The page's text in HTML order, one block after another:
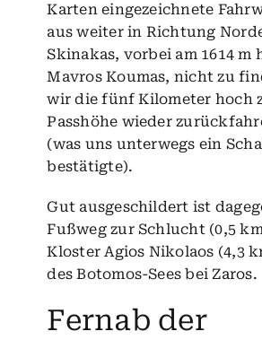
Karten eingezeichnete
aus weiter in Richtung
Skinakas, vorbei am 1614 m
Mavros Koumas, nicht zu
wir die fünf Kilometer hoch
Passhöhe wieder
(was uns unterwegs ein
bestätigte).
Gut ausgeschildert ist
Fußweg zur Schlucht (0,5
Kloster Agios Nikolaos (4,3
des Botomos-Sees bei Zaros.
Fernab der